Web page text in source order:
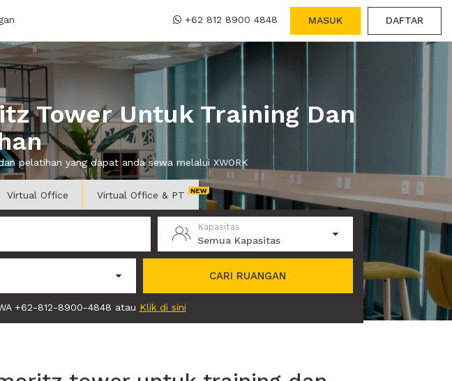
+62 812 8900 4848 MASUK DAFTAR
Tower Untuk Training Dan
pelatihan yang dapat anda sewa melalui XWORK
Virtual Office Virtual Office & PT
Kapasitas
Semua Kapasitas
CARI RUANGAN
+62-812-8900-4848 atau Klik di sini